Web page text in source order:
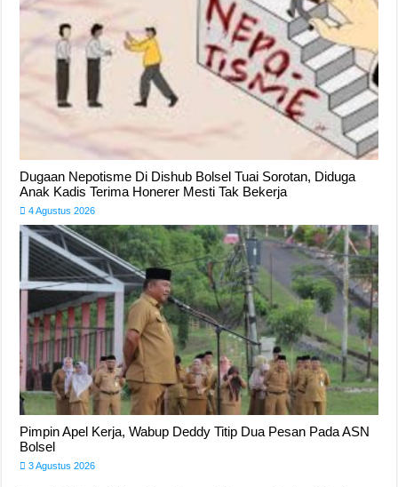
Dugaan Nepotisme Di Dishub Bolsel Tuai Sorotan, Diduga
Anak Kadis Terima Honerer Mesti Tak Bekerja
4 Agustus 2026
Pimpin Apel Kerja, Wabup Deddy Titip Dua Pesan Pada ASN
Bolsel
3 Agustus 2026